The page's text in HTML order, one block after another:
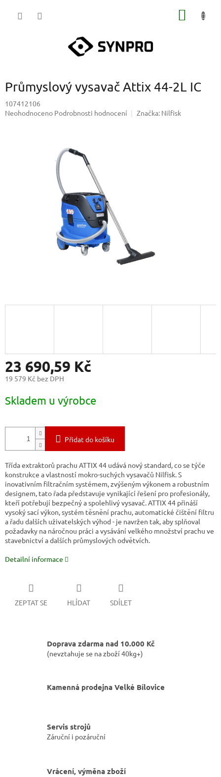
Průmyslový vysavač Attix 44-2L IC
107412106
Průměrné
Neohodnoceno Podrobnosti hodnocení Značka: Nilfisk
23 690,59 Kč
19 579 Kč bez DPH
cena:
Skladem u výrobce
Přidat do košíku
Třída extraktorů prachu ATTIX 44 udává nový standard, co se týče
konstrukce a vlastností mokro-suchých vysavačů Nilfisk. S
inovativním filtračním systémem, zvýšeným výkonem a robustním
designem, tato řada představuje vynikající řešení pro profesionály,
kteří potřebují bezpečný a spolehlivý vysavač. ATTIX 44 přináší
vysoký sací výkon, systém těsnění prachu, automatické čištění filtru
a řadu dalších uživatelských výhod - je navržen tak, aby splňoval
požadavky na náročnou práci a vysávání velkého množství prachu ve
stavebnictví a dalších průmyslových odvětvích.
Detailní informace
ZEPTAT SE HLÍDAT SDÍLET
Doprava zdarma nad 10.000 Kč
(nevztahuje se na zboží 40kg+)
Kamenná prodejna Velké Bílovice
Servis strojů
Záruční i pozáruční
Vrácení, výměna zboží